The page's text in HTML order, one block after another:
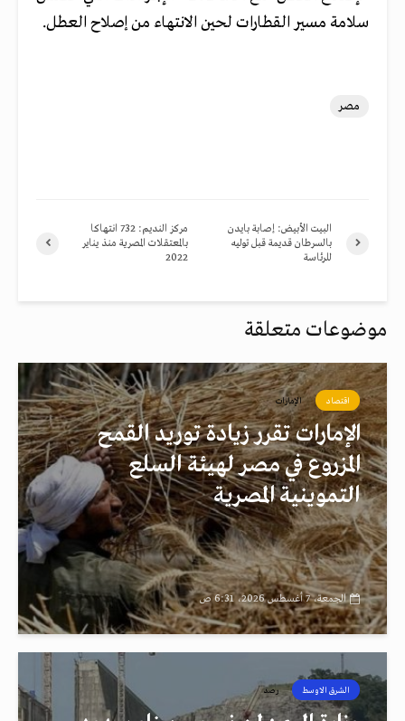
سلامة مسير القطارات لحين الانتهاء من إصلاح العطل.
مصر
مركز النديم: 732 انتهاكا
بالمعتقلات المصرية منذ يناير
2022
البيت الأبيض: إصابة بايدن
بالسرطان قديمة قبل توليه
للرئاسة
موضوعات متعلقة
اقتصاد الإمارات
الإمارات تقرر زيادة توريد القمح
المزروع في مصر لهيئة السلع
التموينية المصرية
الجمعة، 7 أغسطس 2026، 6:31 ص
الشرق الاوسط رصد